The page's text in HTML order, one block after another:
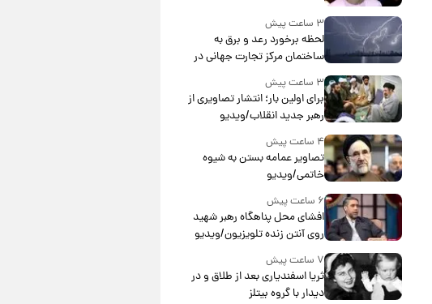
۳ ساعت پیش
لحظه برخورد رعد و برق به
ساختمان مرکز تجارت جهانی در
آمریکا + فیلم
۳ ساعت پیش
برای اولین بار؛ انتشار تصاویری از
رهبر جدید انقلاب/ویدیو
۴ ساعت پیش
تصاویر عمامه بستن به شیوه
خاتمی/ویدیو
۶ ساعت پیش
افشای محل پناهگاه‌ رهبر شهید
روی آنتن زنده تلویزیون/ویدیو
۷ ساعت پیش
ثریا اسفندیاری بعد از طلاق و در
دیدار با گروه بیتلز